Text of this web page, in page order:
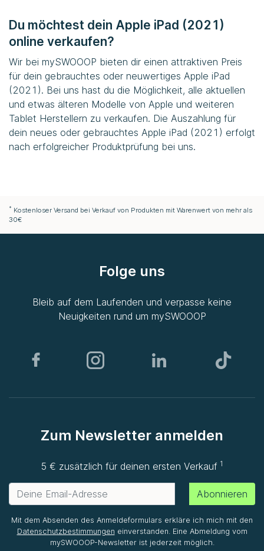
Du möchtest dein Apple iPad (2021)
online verkaufen?
Wir bei mySWOOOP bieten dir einen attraktiven Preis
für dein gebrauchtes oder neuwertiges Apple iPad
(2021). Bei uns hast du die Möglichkeit, alle aktuellen
und etwas älteren Modelle von Apple und weiteren
Tablet Herstellern zu verkaufen. Die Auszahlung für
dein neues oder gebrauchtes Apple iPad (2021) erfolgt
nach erfolgreicher Produktprüfung bei uns.
* Kostenloser Versand bei Verkauf von Produkten mit Warenwert von mehr als
30€
Folge uns
Bleib auf dem Laufenden und verpasse keine
Neuigkeiten rund um mySWOOOP
Zum Newsletter anmelden
5 € zusätzlich für deinen ersten Verkauf1
Abonnieren
Mit dem Absenden des Anmeldeformulars erkläre ich mich mit den
Datenschutzbestimmungen einverstanden. Eine Abmeldung vom
mySWOOOP-Newsletter ist jederzeit möglich.